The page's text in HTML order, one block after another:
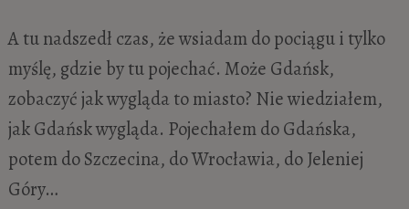
A tu nadszedł czas, że wsiadam do pociągu i tylko
myślę, gdzie by tu pojechać. Może Gdańsk,
zobaczyć jak wygląda to miasto? Nie wiedziałem,
jak Gdańsk wygląda. Pojechałem do Gdańska,
potem do Szczecina, do Wrocławia, do Jeleniej
Góry…